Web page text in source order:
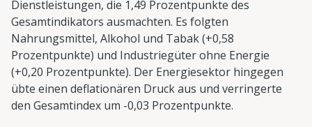
Dienstleistungen, die 1,49 Prozentpunkte des
Gesamtindikators ausmachten. Es folgten
Nahrungsmittel, Alkohol und Tabak (+0,58
Prozentpunkte) und Industriegüter ohne Energie
(+0,20 Prozentpunkte). Der Energiesektor hingegen
übte einen deflationären Druck aus und verringerte
den Gesamtindex um -0,03 Prozentpunkte.